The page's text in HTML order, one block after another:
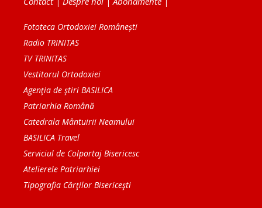
Fototeca Ortodoxiei Românești
Radio TRINITAS
TV TRINITAS
Vestitorul Ortodoxiei
Agenţia de ştiri BASILICA
Patriarhia Română
Catedrala Mântuirii Neamului
BASILICA Travel
Serviciul de Colportaj Bisericesc
Atelierele Patriarhiei
Tipografia Cărţilor Bisericeşti